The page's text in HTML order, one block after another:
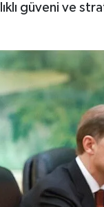
güveni ve